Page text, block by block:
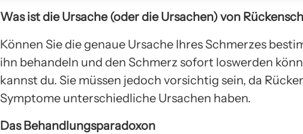
Was ist die Ursache (oder die Ursachen) von
Können Sie die genaue Ursache Ihres Schmerzes
ihn behandeln und den Schmerz sofort loswerden
kannst du. Sie müssen jedoch vorsichtig sein, da
Symptome unterschiedliche Ursachen haben.
Das Behandlungsparadoxon